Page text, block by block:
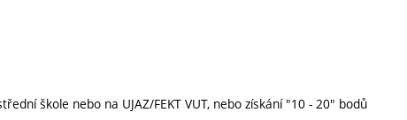
škole nebo na UJAZ/FEKT VUT, nebo získání "10 - 20" bodů